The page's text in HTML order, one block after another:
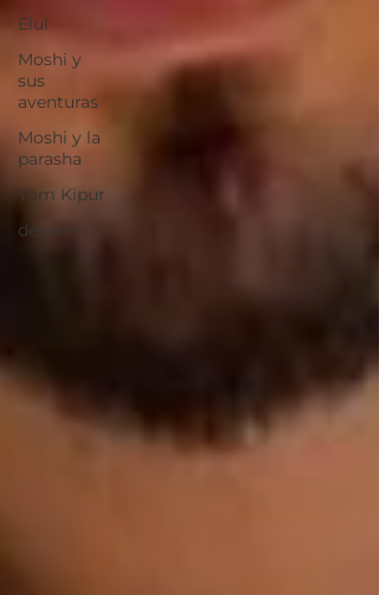
Elul
Moshi y
sus
aventuras
Moshi y la
parasha
Yom Kipur
devarim